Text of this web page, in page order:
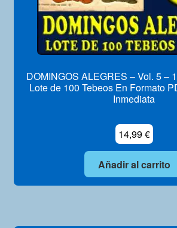
DOMINGOS ALEGRES – Vol. 5 –
Lote de 100 Tebeos En Formato
Inmediata
14,99€
Añadir al carrito